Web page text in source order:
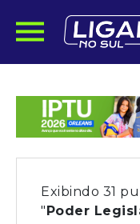
Exibindo 31
"Poder